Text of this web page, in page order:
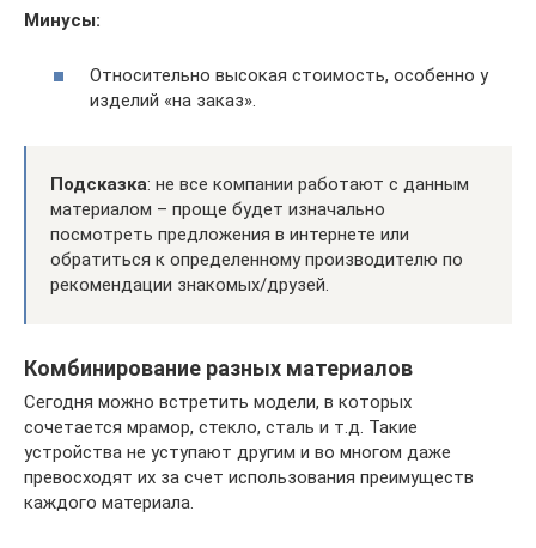
Минусы:
Относительно высокая стоимость, особенно у
изделий «на заказ».
Подсказка: не все компании работают с данным
материалом – проще будет изначально
посмотреть предложения в интернете или
обратиться к определенному производителю по
рекомендации знакомых/друзей.
Комбинирование разных материалов
Сегодня можно встретить модели, в которых
сочетается мрамор, стекло, сталь и т.д. Такие
устройства не уступают другим и во многом даже
превосходят их за счет использования преимуществ
каждого материала.